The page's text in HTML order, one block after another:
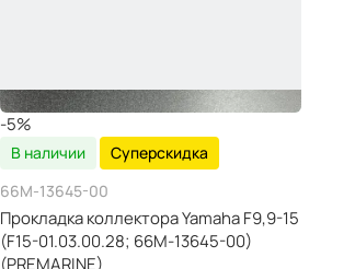
-5%
В наличии
Суперскидка
66M-13645-00
Прокладка коллектора Yamaha F9,9-15
(F15-01.03.00.28; 66M-13645-00)